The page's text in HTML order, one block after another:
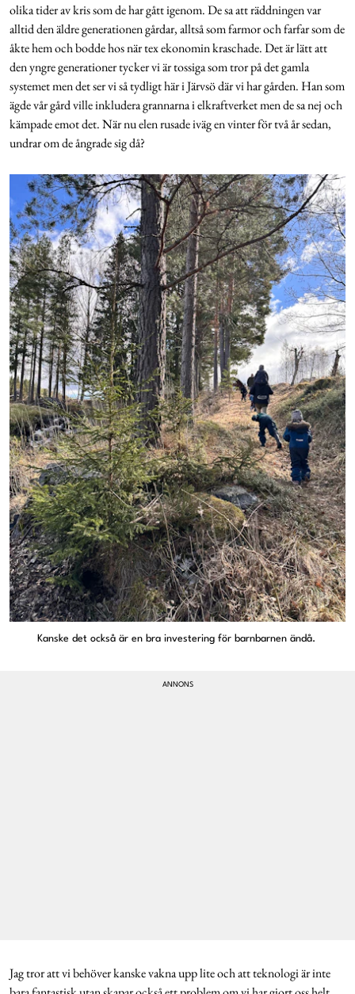
olika tider av kris som de har gått igenom. De sa att räddningen var
alltid den äldre generationen gårdar, alltså som farmor och farfar som de
åkte hem och bodde hos när tex ekonomin kraschade. Det är lätt att
den yngre generationer tycker vi är tossiga som tror på det gamla
systemet men det ser vi så tydligt här i Järvsö där vi har gården. Han som
ägde vår gård ville inkludera grannarna i elkraftverket men de sa nej och
kämpade emot det. När nu elen rusade iväg en vinter för två år sedan,
undrar om de ångrade sig då?
Kanske det också är en bra investering för barnbarnen ändå.
Jag tror att vi behöver kanske vakna upp lite och att teknologi är inte